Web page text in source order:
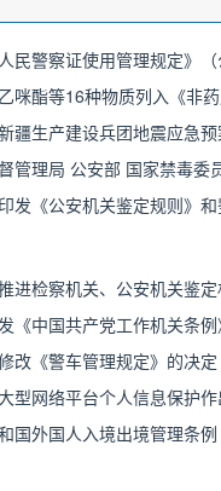
民警察证使用管理规定》（
疆生产建设兵团地震应急
发《公安机关鉴定规则》
进检察机关、公安机关鉴
《中国共产党工作机关条例
改《警车管理规定》的决定
型网络平台个人信息保护
国外国人入境出境管理条例